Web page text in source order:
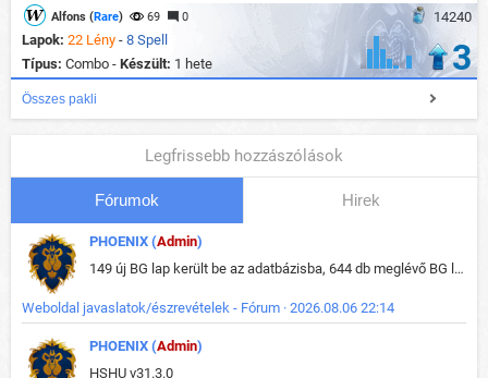
14240
Alfons (Rare) 69 0
Lapok: 22 Lény - 8 Spell
Típus: Combo - Készült: 1 hete 3
Összes pakli
Legfrissebb hozzászólások
Fórumok Hirek
PHOENIX (Admin)
149 új BG lap került be az adatbázisba, 644 db meglévő BG lap módosult, bekerültek az új képek a megváltozott lapokhoz is.
Weboldal javaslatok/észrevételek - Fórum · 2026.08.06 22:14
PHOENIX (Admin)
HSHU v31.3.0